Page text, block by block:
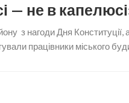
— не в
з нагоди Дня Конституції,
працівники міського